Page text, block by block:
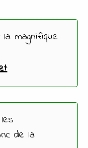
magnifique
de la